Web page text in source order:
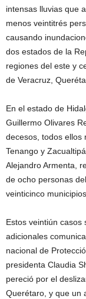
intensas lluvias que
menos veintitrés
causando
dos estados de la
regiones del este y
de Veracruz,
En el estado de
Guillermo Olivares
decesos, todos ellos
Tenango y
Alejandro Armenta,
de ocho personas
veinticinco
Estos veintiún
adicionales
nacional de
presidenta Claudia
pereció por el
Querétaro, y que un